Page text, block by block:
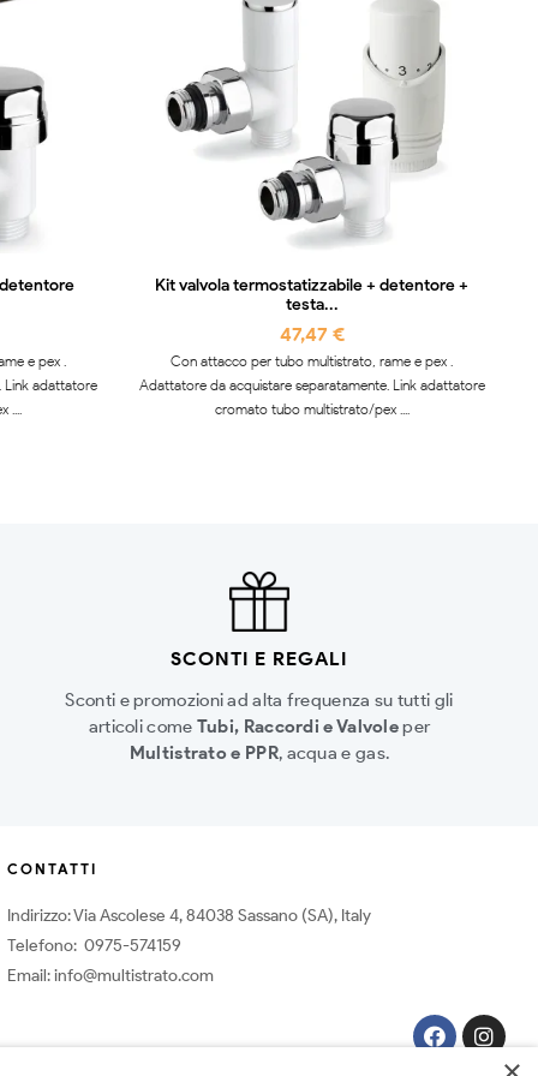
e pex .
Link adattatore
....
Kit valvola termostatizzabile + detentore +
testa...
47,47 €
Con attacco per tubo multistrato, rame e pex .
Adattatore da acquistare separatamente. Link adattatore
cromato tubo multistrato/pex ....
SCONTI E REGALI
Sconti e promozioni ad alta frequenza su tutti gli
articoli come Tubi, Raccordi e Valvoleper
Multistrato e PPR, acqua e gas.
CONTATTI
Indirizzo: Via Ascolese 4, 84038 Sassano (SA), Italy
Telefono: 0975-574159
Email: info@multistrato.com